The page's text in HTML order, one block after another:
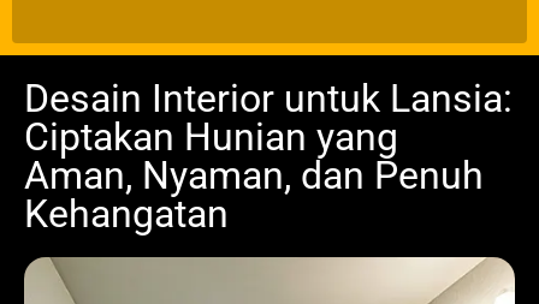
Desain Interior untuk Lansia:
Ciptakan Hunian yang
Aman, Nyaman, dan Penuh
Kehangatan